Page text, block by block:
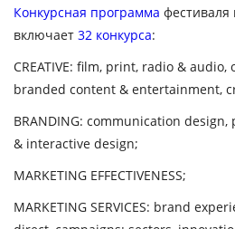
Конкурсная программа фестиваля
включает 32 конкурса:
CREATIVE: film, print, radio & audio,
branded content & entertainment,
BRANDING: communication design,
& interactive design;
MARKETING EFFECTIVENESS;
MARKETING SERVICES: brand